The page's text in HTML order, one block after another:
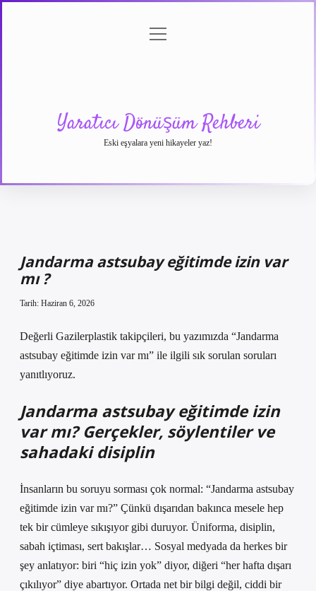
menüyü
Yaratıcı Dönüşüm Rehberi
Eski eşyalara yeni hikayeler yaz!
Jandarma astsubay eğitimde izin var
mı ?
Tarih: Haziran 6, 2026
Değerli Gazilerplastik takipçileri, bu yazımızda “Jandarma
astsubay eğitimde izin var mı” ile ilgili sık sorulan soruları
yanıtlıyoruz.
Jandarma astsubay eğitimde izin
var mı? Gerçekler, söylentiler ve
sahadaki disiplin
İnsanların bu soruyu sorması çok normal: “Jandarma astsubay
eğitimde izin var mı?” Çünkü dışarıdan bakınca mesele hep
tek bir cümleye sıkışıyor gibi duruyor. Üniforma, disiplin,
sabah içtiması, sert bakışlar… Sosyal medyada da herkes bir
şey anlatıyor: biri “hiç izin yok” diyor, diğeri “her hafta dışarı
çıkılıyor” diye abartıyor. Ortada net bir bilgi değil, ciddi bir